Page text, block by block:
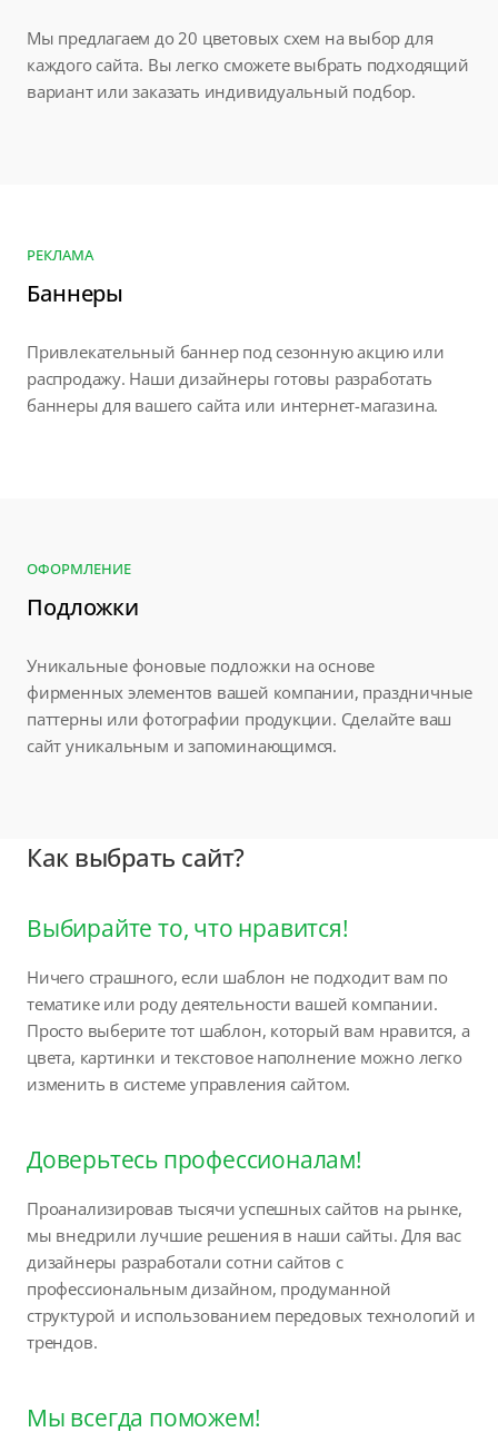
Мы предлагаем до 20 цветовых схем на выбор для
каждого сайта. Вы легко сможете выбрать подходящий
вариант или заказать индивидуальный подбор.
РЕКЛАМА
Баннеры
Привлекательный баннер под сезонную акцию или
распродажу. Наши дизайнеры готовы разработать
баннеры для вашего сайта или интернет-магазина.
ОФОРМЛЕНИЕ
Подложки
Уникальные фоновые подложки на основе
фирменных элементов вашей компании, праздничные
паттерны или фотографии продукции. Сделайте ваш
сайт уникальным и запоминающимся.
Как выбрать сайт?
Выбирайте то, что нравится!
Ничего страшного, если шаблон не подходит вам по
тематике или роду деятельности вашей компании.
Просто выберите тот шаблон, который вам нравится, а
цвета, картинки и текстовое наполнение можно легко
изменить в системе управления сайтом.
Доверьтесь профессионалам!
Проанализировав тысячи успешных сайтов на рынке,
мы внедрили лучшие решения в наши сайты. Для вас
дизайнеры разработали сотни сайтов с
профессиональным дизайном, продуманной
структурой и использованием передовых технологий и
трендов.
Мы всегда поможем!